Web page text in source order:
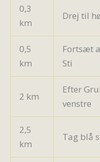
0,3
km
Drej til
0,5
km
Fortsæt
Sti
2 km
Efter
venstre
2,5
km
Tag blå